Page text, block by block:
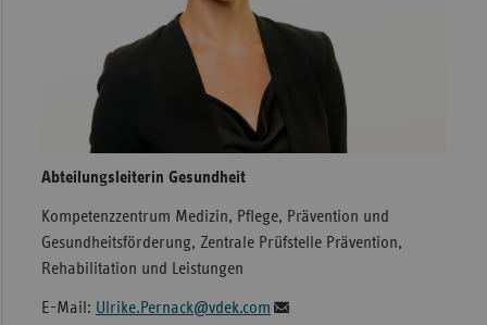
Abteilungsleiterin Gesundheit
Kompetenzzentrum Medizin, Pflege, Prävention und
Gesundheitsförderung, Zentrale Prüfstelle Prävention,
Rehabilitation und Leistungen
E-Mail: Ulrike.Pernack@vdek.com